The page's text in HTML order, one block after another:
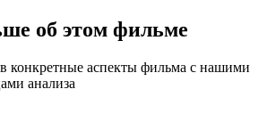
об этом фильме
конкретные аспекты фильма с нашими
анализа